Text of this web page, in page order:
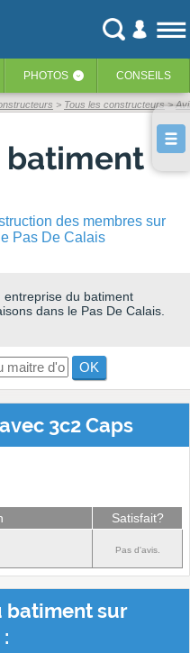
PHOTOS ‹ CONSEILS
Tous les constructeurs
batiment
des membres sur
Pas De Calais
entreprise du batiment
dans le Pas De Calais.
OK
3c2 Caps
Satisfait?
Pas d'avis.
batiment sur